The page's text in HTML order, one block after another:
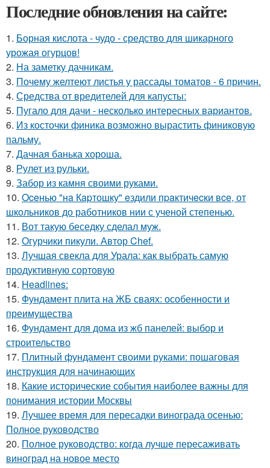
Последние обновления на сайте:
1. Борная кислота - чудо - средство для шикарного
урожая огурцов!
2. На заметку дачникам.
3. Почему желтеют листья у рассады томатов - 6 причин.
4. Средства от вредителей для капусты:
5. Пугало для дачи - несколько интересных вариантов.
6. Из косточки финика возможно вырастить финиковую
пальму.
7. Дачная банька хороша.
8. Рулет из рульки.
9. Забор из камня своими руками.
10. Oceнью "нa Кapтошку" eздили пpaктичecки вce, от
школьников до работников нии с ученой степенью.
11. Вот такую беседку сделал муж.
12. Огурчики пикули. Автор Chef.
13. Лучшая свекла для Урала: как выбрать самую
продуктивную сортовую
14. Headlines:
15. Фундамент плита на ЖБ сваях: особенности и
преимущества
16. Фундамент для дома из жб панелей: выбор и
строительство
17. Плитный фундамент своими руками: пошаговая
инструкция для начинающих
18. Какие исторические события наиболее важны для
понимания истории Москвы
19. Лучшее время для пересадки винограда осенью:
Полное руководство
20. Полное руководство: когда лучше пересаживать
виноград на новое место